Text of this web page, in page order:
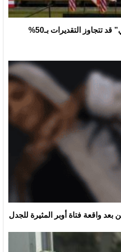
تكلفة “أسطول ترامب الذهبي” قد تتجاوز التقديرات بـ50%
واقعة فتاة أوبر المثيرة للجدل